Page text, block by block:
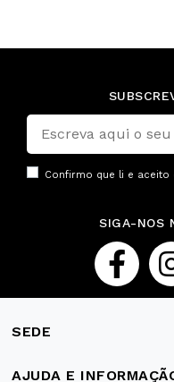
Confirmo que li e aceito
SIGA-NOS
SEDE
AJUDA E